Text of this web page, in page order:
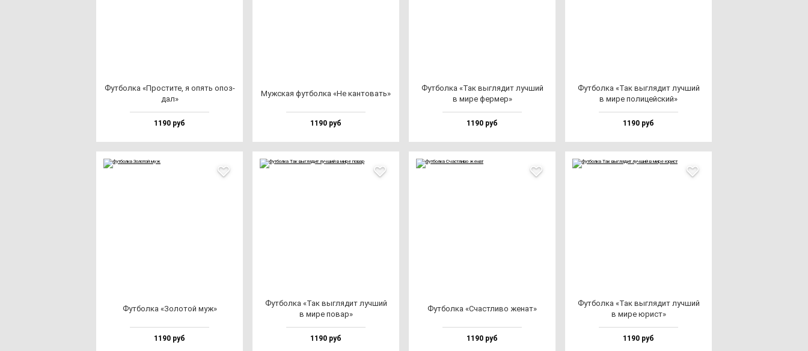
Фут­бол­ка «Прос­ти­те, я опять опоз­
дал»
1190 руб
Муж­ская фут­бол­ка «Не кан­то­вать»
1190 руб
Фут­бол­ка «Так выг­ля­дит луч­ший
в ми­ре фер­мер»
1190 руб
Фут­бол­ка «Так выг­ля­дит луч­ший
в ми­ре по­ли­цей­ский»
1190 руб
Фут­бол­ка «Золо­той муж»
1190 руб
Фут­бол­ка «Так выг­ля­дит луч­ший
в ми­ре по­вар»
1190 руб
Фут­бол­ка «Счас­тли­во же­нат»
1190 руб
Фут­бол­ка «Так выг­ля­дит луч­ший
в ми­ре юрист»
1190 руб